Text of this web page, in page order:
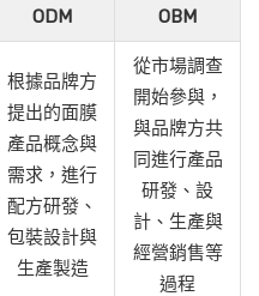
ODM OBM
根據品牌方
提出的面膜
產品概念與
需求，進行
配方研發、
包裝設計與
生產製造
從市場調查
開始參與，
與品牌方共
同進行產品
研發、設
計、生產與
經營銷售等
過程